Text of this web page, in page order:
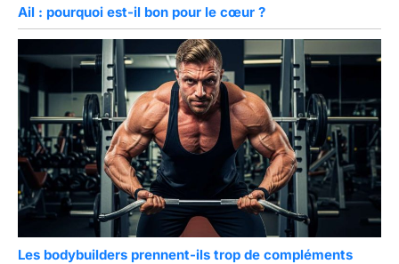
Ail : pourquoi est-il bon pour le cœur ?
Les bodybuilders prennent-ils trop de compléments